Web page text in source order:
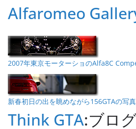
Alfaromeo
2007年東京モーターショのAlfa8C
新春初日の出を眺めながら156GTAの写
Think GTA:ブロ